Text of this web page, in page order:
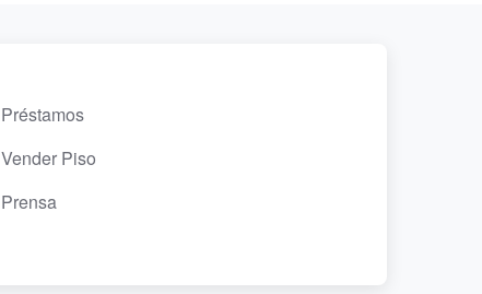
Préstamos
Vender Piso
Prensa